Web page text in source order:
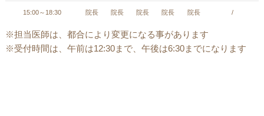
15:00～18:30 院長 院長 院長 院長 院長 /
※担当医師は、都合により変更になる事があります
※受付時間は、午前は12:30まで、午後は6:30までになります